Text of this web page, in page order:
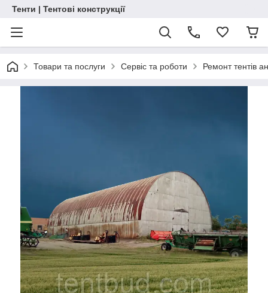
Тенти | Тентові конструкції
Товари та послуги Сервіс та роботи Ремонт тентів